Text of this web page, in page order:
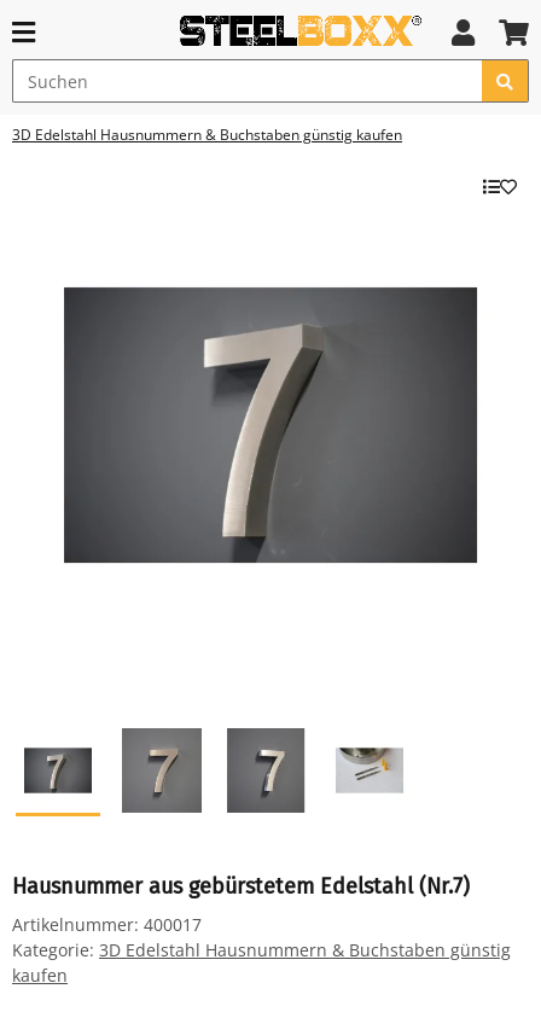
3D Edelstahl Hausnummern & Buchstaben günstig kaufen
Hausnummer aus gebürstetem Edelstahl (Nr.7)
Artikelnummer: 400017
Kategorie: 3D Edelstahl Hausnummern & Buchstaben günstig
kaufen